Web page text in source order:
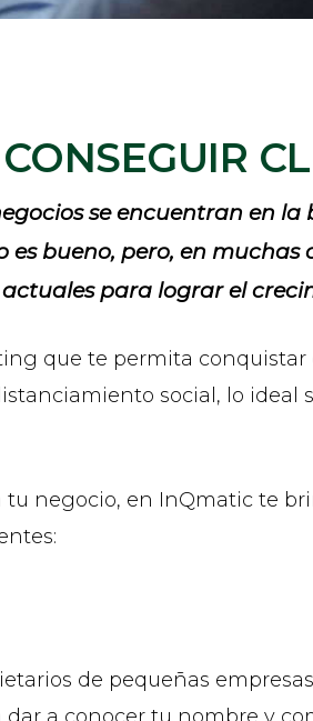
se encuentran en la
bueno, pero, en muchas
para lograr el
que te permita conquistar
social, lo ideal
negocio, en InQmatic te
de pequeñas
a conocer tu nombre y